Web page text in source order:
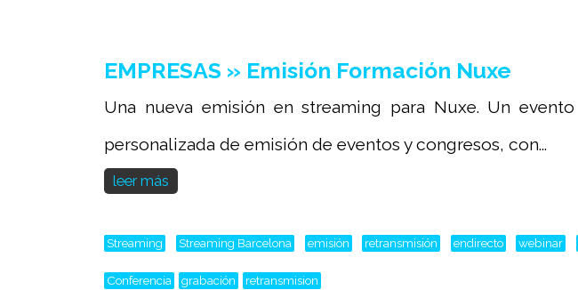
EMPRESAS » Emisión Formación Nuxe
Una nueva emisión en streaming para Nuxe. Un
personalizada de emisión de eventos y congresos, con...
leer más
Streaming Streaming Barcelona emisión retransmisión endirecto webinar
Conferencia grabación retransmision